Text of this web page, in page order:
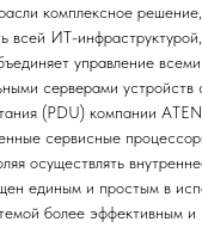
комплексное
всей ИТ-
управление
серверами устройств
(PDU) компании
сервисные
осуществлять
единым и простым в
более эффективным и